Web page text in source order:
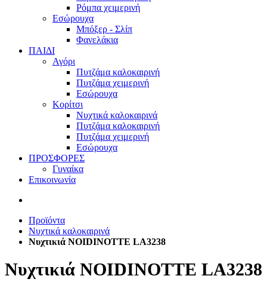
Ρόμπα χειμερινή
Εσώρουχα
Μπόξερ - Σλίπ
Φανελάκια
ΠΑΙΔΙ
Αγόρι
Πυτζάμα καλοκαιρινή
Πυτζάμα χειμερινή
Εσώρουχα
Κορίτσι
Νυχτικά καλοκαιρινά
Πυτζάμα καλοκαιρινή
Πυτζάμα χειμερινή
Εσώρουχα
ΠΡΟΣΦΟΡΕΣ
Γυναίκα
Επικοινωνία
Προϊόντα
Νυχτικά καλοκαιρινά
Νυχτικιά NOIDINOTTE LA3238
Νυχτικιά NOIDINOTTE LA3238